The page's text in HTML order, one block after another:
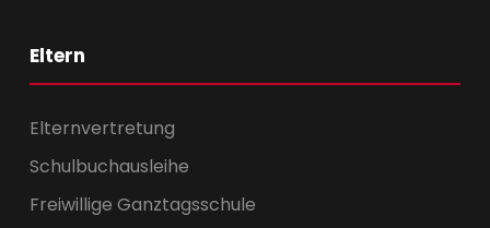
Eltern
Elternvertretung
Schulbuchausleihe
Freiwillige Ganztagsschule